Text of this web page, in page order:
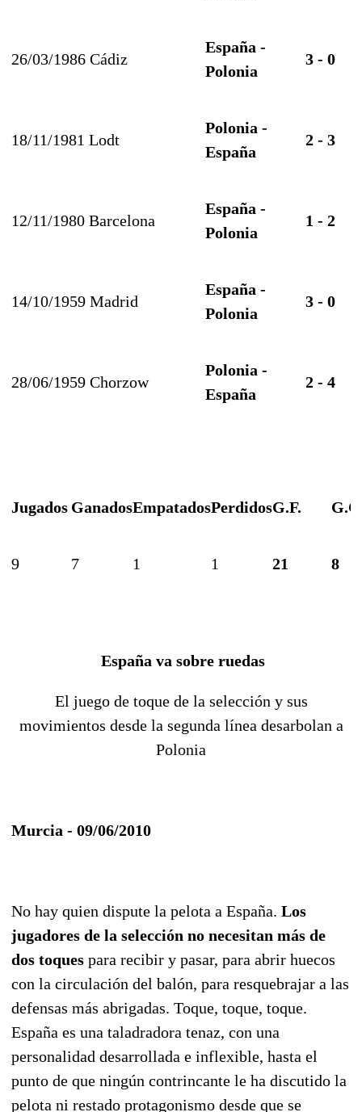
26/03/1986 Cádiz
España -
Polonia
3 - 0
18/11/1981 Lodt
Polonia -
España
2 - 3
12/11/1980 Barcelona
España -
Polonia
1 - 2
14/10/1959 Madrid
España -
Polonia
3 - 0
28/06/1959 Chorzow
Polonia -
España
2 - 4
Jugados GanadosEmpatadosPerdidosG.F.
9 7 1 1 21 8
España va sobre ruedas
El juego de toque de la selección y sus
movimientos desde la segunda línea desarbolan a
Polonia
Murcia - 09/06/2010
No hay quien dispute la pelota a España. Los
jugadores de la selección no necesitan más de
dos toques para recibir y pasar, para abrir huecos
con la circulación del balón, para resquebrajar a las
defensas más abrigadas. Toque, toque, toque.
España es una taladradora tenaz, con una
personalidad desarrollada e inflexible, hasta el
punto de que ningún contrincante le ha discutido la
pelota ni restado protagonismo desde que se